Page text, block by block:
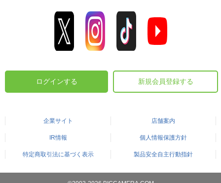
ログインする 新規会員登録する
企業サイト 店舗案内
IR情報 個人情報保護方針
特定商取引法に基づく表示 製品安全自主行動指針